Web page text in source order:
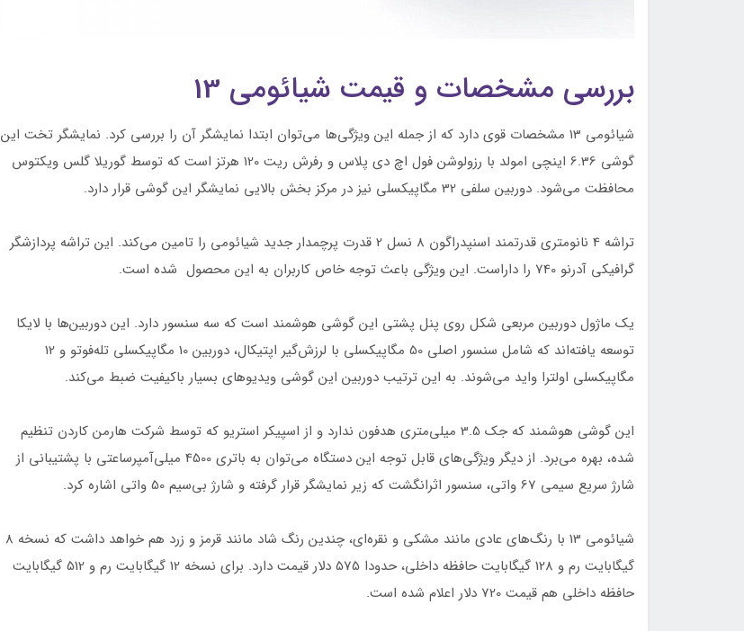
بررسی مشخصات و قیمت شیائومی 13
شیائومی 13 مشخصات قوی دارد که از جمله این ویژگی‌ها می‌توان ابتدا نمایشگر آن را بررسی کرد. نمایشگر تخت این
گوشی 6.36 اینچی امولد با رزولوشن فول اچ‌ دی پلاس و رفرش ریت 120 هرتز است که توسط گوریلا گلس ویکتوس
محافظت می‌شود. دوربین سلفی 32 مگاپیکسلی نیز در مرکز بخش بالایی نمایشگر این گوشی قرار دارد.
تراشه 4 نانومتری قدرتمند اسنپدراگون 8 نسل 2 قدرت پرچمدار جدید شیائومی را تامین می‌کند. این تراشه پردازشگر
گرافیکی آدرنو 740 را داراست. این ویژگی باعث توجه خاص کاربران به این محصول شده است.
یک ماژول دوربین مربعی شکل روی پنل پشتی این گوشی هوشمند است که سه سنسور دارد. این دوربین‌ها با لایکا
توسعه یافته‌اند که شامل سنسور اصلی 50 مگاپیکسلی با لرزش‌گیر اپتیکال، دوربین 10 مگاپیکسلی تله‌فوتو و 12
مگاپیکسلی اولترا واید می‌شوند. به این ترتیب دوربین این گوشی ویدیوهای بسیار باکیفیت ضبط می‌کند.
این گوشی هوشمند که جک 3.5 میلی‌متری هدفون ندارد و از اسپیکر استریو که توسط شرکت هارمن کاردن تنظیم
شده، بهره می‌برد. از دیگر ویژگی‌های قابل توجه این دستگاه می‌توان به باتری 4500 میلی‌آمپر‌ساعتی با پشتیبانی از
شارژ سریع سیمی 67 واتی، سنسور اثر‌انگشت که زیر نمایشگر قرار گرفته و شارژ بی‌سیم 50 واتی اشاره کرد.
شیائومی 13 با رنگ‌های عادی مانند مشکی و نقره‌ای، چندین رنگ شاد مانند قرمز و زرد هم خواهد داشت که نسخه 8
گیگابایت رم و 128 گیگابایت حافظه داخلی، حدودا 575 دلار قیمت دارد. برای نسخه 12 گیگابایت رم و 512 گیگابایت
حافظه داخلی هم قیمت 720 دلار اعلام شده است.